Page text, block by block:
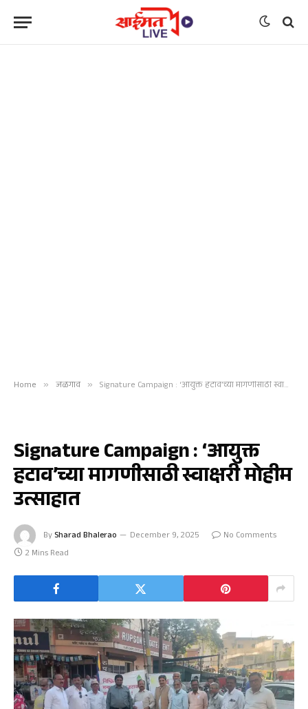
Home » जळगाव » Signature Campaign : ‘आयुक्त हटाव’च्या मागणीसाठी स्वाक्षरी मोहीम उत्साहात
Signature Campaign : ‘आयुक्त
हटाव’च्या मागणीसाठी स्वाक्षरी मोहीम
उत्साहात
By Sharad Bhalerao December 9, 2025
No Comments
2 Mins Read